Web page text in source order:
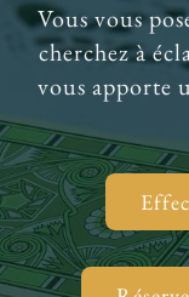
Vous vous
cherchez à
vous apporte